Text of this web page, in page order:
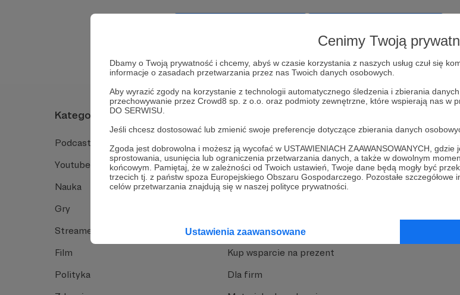
Cenimy Twoją
Dbamy o Twoją prywatność i chcemy, abyś w czasie korzystania z naszych usług czuł się
informacje o zasadach przetwarzania przez nas Twoich danych osobowych.
Aby wyrazić zgody na korzystanie z technologii automatycznego śledzenia i zbierania
przechowywanie przez Crowd8 sp. z o.o. oraz podmioty zewnętrzne, które wspierają nas w
DO SERWISU.
Jeśli chcesz dostosować lub zmienić swoje preferencje dotyczące zbierania danych
Zgoda jest dobrowolna i możesz ją wycofać w USTAWIENIACH ZAAWANSOWANYCH,
sprostowania, usunięcia lub ograniczenia przetwarzania danych, a także w dowolnym
końcowym. Pamiętaj, że w zależności od Twoich ustawień, Twoje dane będą mogły być
trzecich tj. z państw spoza Europejskiego Obszaru Gospodarczego. Pozostałe
celów przetwarzania znajdują się w naszej polityce prywatności.
Ustawienia zaawansowane
Kategorie
Podcast
Youtube
Nauka
Gry
Streamerzy
Film
Polityka
Jak to działa
Funkcje Patronite
Dlaczego Patronite?
Opinie Twórców
Kup wsparcie na prezent
Dla firm
MCN
Suppi.pl